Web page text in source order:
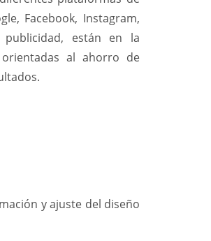
Facebook, Instagram,
están en la
al ahorro de
y ajuste del diseño